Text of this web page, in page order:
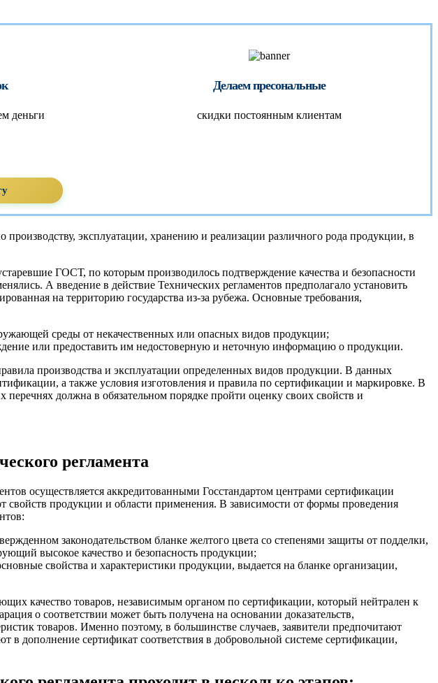
деньги
Делаем пресональные
скидки постоянным клиентам
эксплуатации, хранению и реализации различного рода продукции, в
ГОСТ, по которым производилось подтверждение качества и безопасности
А введение в действие Технических регламентов предполагало установить
на территорию государства из-за рубежа. Основные требования,
среды от некачественных или опасных видов продукции;
или предоставить им недостоверную и неточную информацию о продукции.
производства и эксплуатации определенных видов продукции. В данных
а также условия изготовления и правила по сертификации и маркировке. В
должна в обязательном порядке пройти оценку своих свойств и
регламента
осуществляется аккредитованными Госстандартом центрами сертификации
продукции и области применения. В зависимости от формы проведения
законодательством бланке желтого цвета со степенями защиты от подделки,
высокое качество и безопасность продукции;
свойства и характеристики продукции, выдается на бланке организации,
качество товаров, независимым органом по сертификации, который нейтрален к
о соответствии может быть получена на основании доказательств,
товаров. Именно поэтому, в большинстве случаев, заявители предпочитают
в дополнение сертификат соответствия в добровольной системе сертификации,